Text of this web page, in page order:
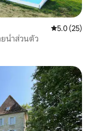
คะแนนเฉลี่ย
5.0 (25)
น้ำส่วนตัว